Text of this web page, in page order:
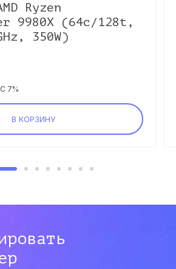
Ryzen
9980X (64c/128t,
350W)
7%
В КОРЗИНУ